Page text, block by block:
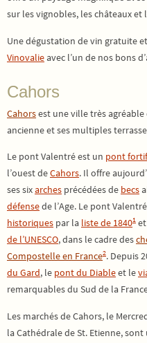
sur les vignobles, les châteaux
Une dégustation de vin gratuite
Vinovalieavec l’un de nos bons
Cahors
Cahorsest une ville très
ancienne et ses multiples
Le pont Valentré est un pont
l’ouest deCahors. Il offre
ses sixarches précédées de becs
défensede l’Age. Le pont
historiques par la liste de 18401
de l’UNESCO, dans le cadre des
Compostelle en France2. Depuis
du Gard, le pont du Diableet le
remarquables du Sud de la
Les marchés de Cahors, le
la Cathédrale de St. Etienne,